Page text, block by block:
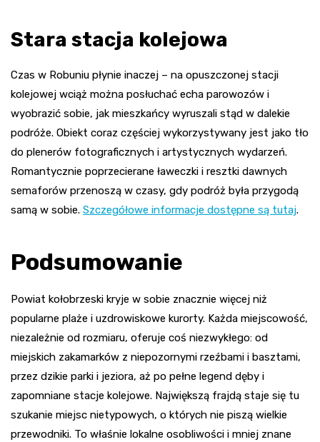
Stara stacja kolejowa
Czas w Robuniu płynie inaczej – na opuszczonej stacji
kolejowej wciąż można posłuchać echa parowozów i
wyobrazić sobie, jak mieszkańcy wyruszali stąd w dalekie
podróże. Obiekt coraz częściej wykorzystywany jest jako tło
do plenerów fotograficznych i artystycznych wydarzeń.
Romantycznie poprzecierane ławeczki i resztki dawnych
semaforów przenoszą w czasy, gdy podróż była przygodą
samą w sobie. Szczegółowe informacje dostępne są tutaj.
Podsumowanie
Powiat kołobrzeski kryje w sobie znacznie więcej niż
popularne plaże i uzdrowiskowe kurorty. Każda miejscowość,
niezależnie od rozmiaru, oferuje coś niezwykłego: od
miejskich zakamarków z niepozornymi rzeźbami i basztami,
przez dzikie parki i jeziora, aż po pełne legend dęby i
zapomniane stacje kolejowe. Największą frajdą staje się tu
szukanie miejsc nietypowych, o których nie piszą wielkie
przewodniki. To właśnie lokalne osobliwości i mniej znane